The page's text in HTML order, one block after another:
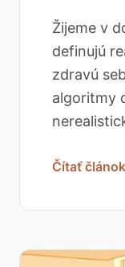
Žijeme v
definujú
zdravú
algoritmy
Čítať